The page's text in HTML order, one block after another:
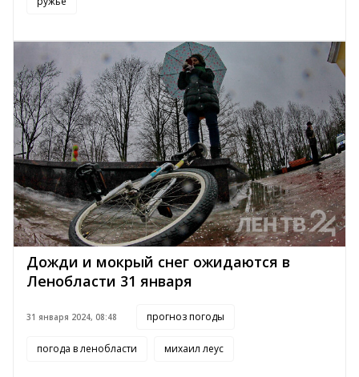
Дожди и мокрый снег ожидаются в
Ленобласти 31 января
31 января 2024, 08:48 прогноз погоды
погода в ленобласти михаил леус